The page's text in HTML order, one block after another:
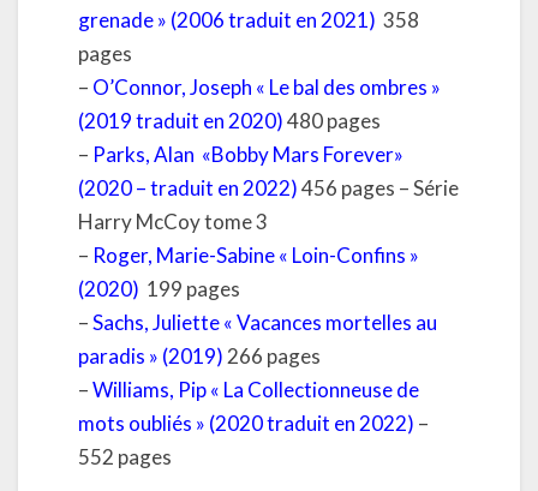
grenade » (2006 traduit en 2021) 358
pages
– O’Connor, Joseph « Le bal des ombres »
(2019 traduit en 2020)480 pages
– Parks, Alan «Bobby Mars Forever»
(2020 – traduit en 2022)456 pages – Série
Harry McCoy tome 3
– Roger, Marie-Sabine « Loin-Confins »
(2020) 199 pages
–Sachs, Juliette « Vacances mortelles au
paradis » (2019) 266 pages
–Williams, Pip « La Collectionneuse de
mots oubliés » (2020 traduit en 2022) –
552 pages